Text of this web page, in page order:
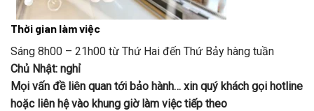
Thời gian làm việc
Sáng 8h00 – 21h00 từ Thứ Hai đến Thứ Bảy hàng tuần
Chủ Nhật: nghỉ
Mọi vấn đề liên quan tới bảo hành… xin quý khách gọi hotline
hoặc liên hệ vào khung giờ làm việc tiếp theo